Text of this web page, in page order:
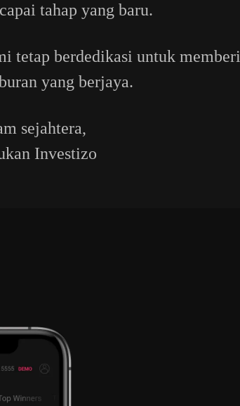
tahap yang baru.
tetap berdedikasi untuk
yang berjaya.
sejahtera,
Investizo